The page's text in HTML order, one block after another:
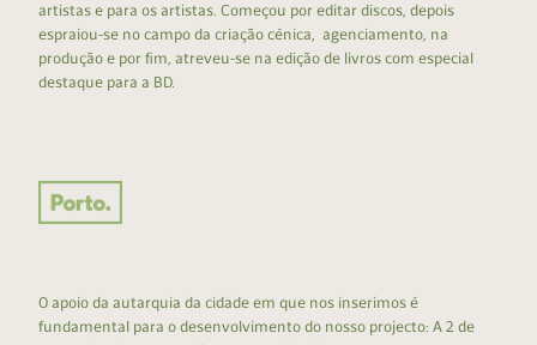
artistas e para os artistas. Começou por editar discos, depois
espraiou-se no campo da criação cénica, agenciamento, na
produção e por fim, atreveu-se na edição de livros com especial
destaque para a BD.
O apoio da autarquia da cidade em que nos inserimos é
fundamental para o desenvolvimento do nosso projecto: A 2 de